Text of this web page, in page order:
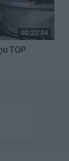
00:22:04
TOP